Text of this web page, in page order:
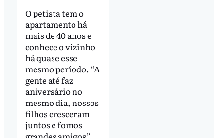
O petista tem o
apartamento há
mais de 40 anos e
conhece o vizinho
há quase esse
mesmo período. “A
gente até faz
aniversário no
mesmo dia, nossos
filhos cresceram
juntos e fomos